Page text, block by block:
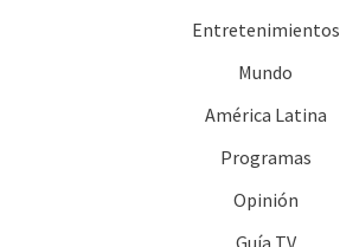
Entretenimientos
Mundo
América Latina
Programas
Opinión
Guía TV